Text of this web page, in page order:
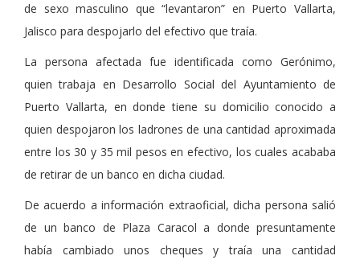
de sexo masculino que “levantaron” en Puerto Vallarta,
Jalisco para despojarlo del efectivo que traía.
La persona afectada fue identificada como Gerónimo,
quien trabaja en Desarrollo Social del Ayuntamiento de
Puerto Vallarta, en donde tiene su domicilio conocido a
quien despojaron los ladrones de una cantidad aproximada
entre los 30 y 35 mil pesos en efectivo, los cuales acababa
de retirar de un banco en dicha ciudad.
De acuerdo a información extraoficial, dicha persona salió
de un banco de Plaza Caracol a donde presuntamente
había cambiado unos cheques y traía una cantidad